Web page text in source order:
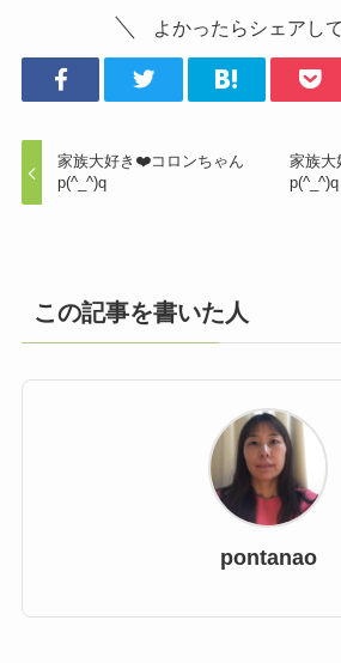
よかったらシェアし
家族大好き❤️コロンちゃん
p(^_^)q
家族
p(^_^)q
この記事を書いた人
pontanao